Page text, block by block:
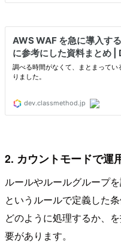
2. カウントモードで運
ルールやルールグループ
というルールで定義した
どのように処理するか、
要があります。